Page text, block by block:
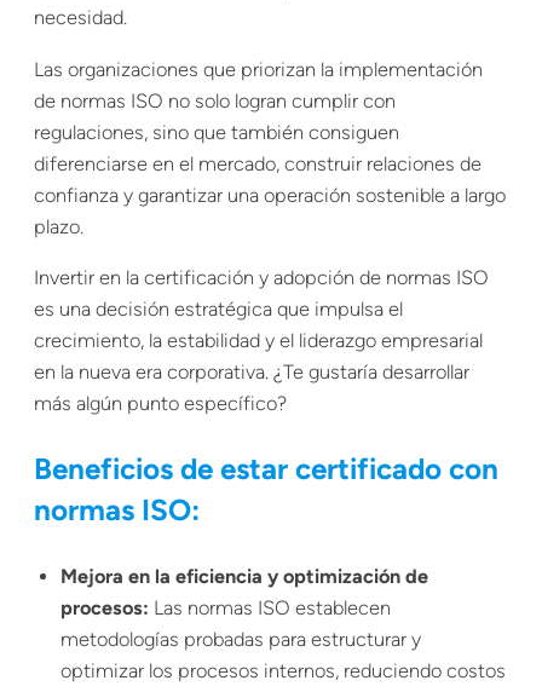
necesidad.
Las organizaciones que priorizan la implementación
de normas ISO no solo logran cumplir con
regulaciones, sino que también consiguen
diferenciarse en el mercado, construir relaciones de
confianza y garantizar una operación sostenible a largo
plazo.
Invertir en la certificación y adopción de normas ISO
es una decisión estratégica que impulsa el
crecimiento, la estabilidad y el liderazgo empresarial
en la nueva era corporativa. ¿Te gustaría desarrollar
más algún punto específico?
Beneficios de estar certificado con
normas ISO:
Mejora en la eficiencia y optimización de
procesos: Las normas ISO establecen
metodologías probadas para estructurar y
optimizar los procesos internos, reduciendo costos